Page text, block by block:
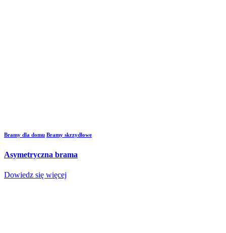
Bramy dla domu Bramy skrzydłowe
Asymetryczna brama
Dowiedz się więcej